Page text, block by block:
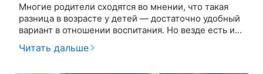
Многие родители сходятся во мнении, что такая
разница в возрасте у детей — достаточно удобный
вариант в отношении воспитания. Но везде есть и
тело готово к новой
Читать дальше